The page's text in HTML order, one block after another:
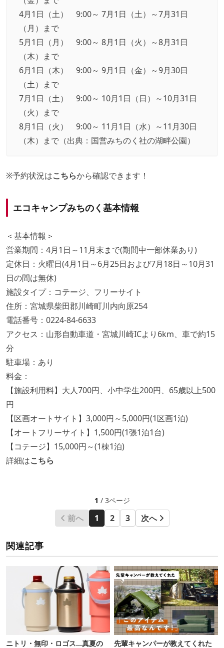
4月1日（土） 9:00～ 7月1日（土）～7月31日
（月）まで
5月1日（月） 9:00～ 8月1日（火）～8月31日
（木）まで
6月1日（木） 9:00～ 9月1日（金）～9月30日
（土）まで
7月1日（土） 9:00～ 10月1日（日）～10月31日
（火）まで
8月1日（火） 9:00～ 11月1日（水）～11月30日
（木）まで（出典： 国営みちのく社の湖畔公園）
※予約状況はこちらから確認できます！
エコキャンプみちのく基本情報
＜基本情報＞
営業期間：4月1日～11月末まで(期間中一部休業あり)
定休日：火曜日(4月1日～6月25日および7月18日～10月31
日の間は無休)
施設タイプ：コテージ、フリーサイト
住所：宮城県柴田郡川崎町川内向原254
電話番号：0224-84-6633
アクセス：山形自動車道・宮城川崎ICより6km、車で約15
分
駐車場：あり
料金：
【施設利用料】大人700円、小中学生200円、65歳以上500
円
【区画オートサイト】3,000円～5,000円(1区画1泊)
【オートフリーサイト】1,500円(1張1泊1台)
【コテージ】15,000円～(1棟1泊)
詳細はこちら
1 / 3ページ
前へ 1 2 3 次へ
関連記事
ニトリ・無印・ロゴス…真夏の
先輩キャンパーが教えてくれた